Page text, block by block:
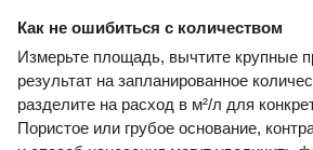
Как не ошибиться с количеством
Измерьте площадь, вычтите крупные
результат на запланированное
разделите на расход в м²/л для
Пористое или грубое основание,